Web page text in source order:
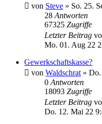
von Steve » So. 25.
28 Antworten
67325 Zugriffe
Letzter Beitrag
Mo. 01. Aug 22
Gewerkschaftskasse?
von Waldschrat » Do.
0 Antworten
18093 Zugriffe
Letzter Beitrag
Do. 12. Mai 22